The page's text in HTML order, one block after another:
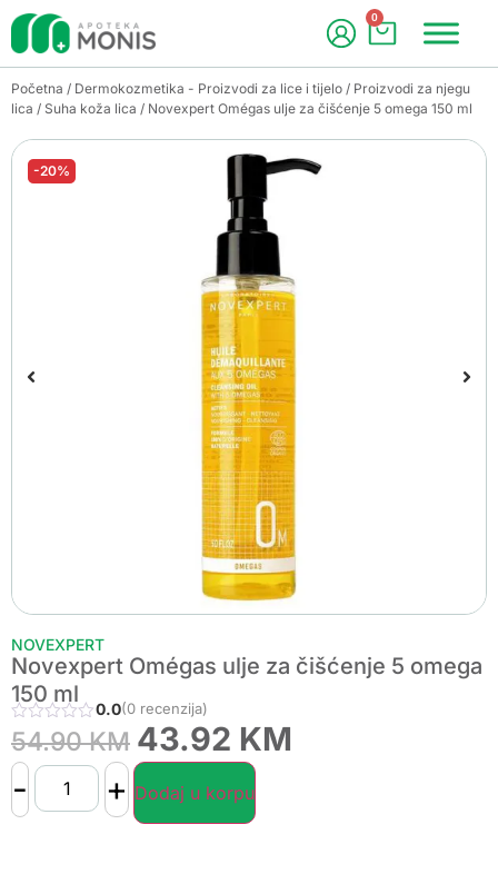
0
Početna / Dermokozmetika - Proizvodi za lice i tijelo / Proizvodi za njegu
lica / Suha koža lica / Novexpert Omégas ulje za čišćenje 5 omega 150 ml
-20%
NOVEXPERT
Novexpert Omégas ulje za čišćenje 5 omega
150 ml
0.0(0 recenzija)
54.90KM 43.92 KM
- + Dodaj u korpu